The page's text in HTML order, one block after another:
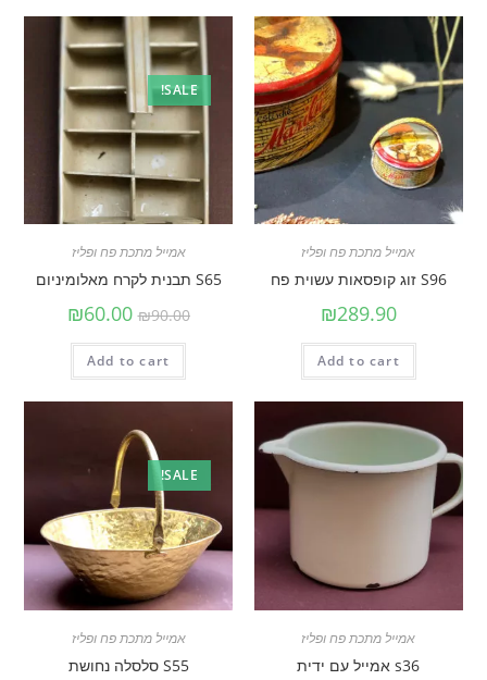
אמייל מתכת פח ופליז
S96 זוג קופסאות עשוית פח
₪289.90
Add to cart
SALE!
אמייל מתכת פח ופליז
S65 תבנית לקרח מאלומיניום
₪90.00
₪60.00
Add to cart
אמייל מתכת פח ופליז
s36 אמייל עם ידית
SALE!
אמייל מתכת פח ופליז
S55 סלסלה נחושת